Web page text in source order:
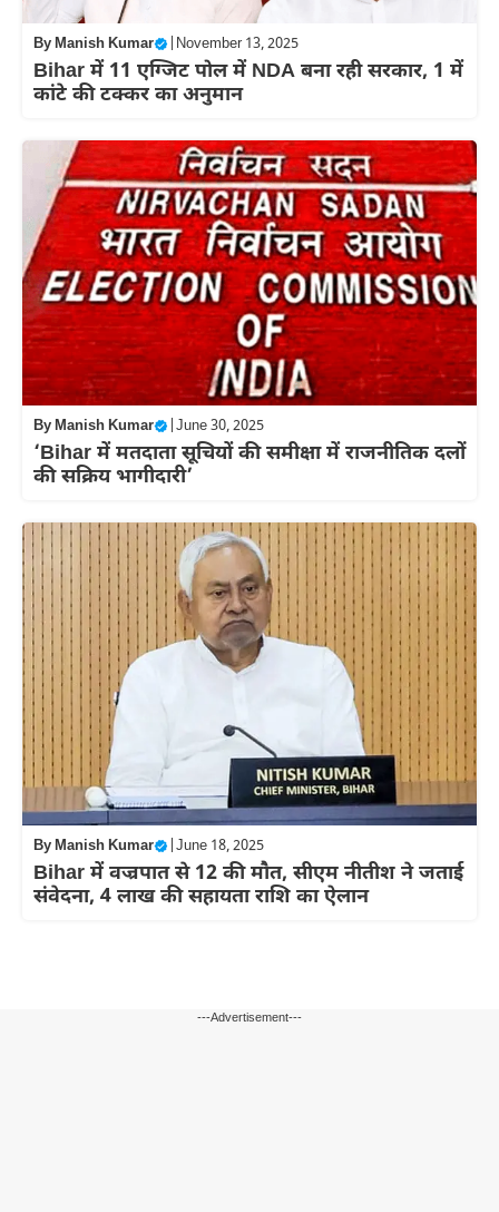
ByManish Kumar November 13, 2025
Bihar में 11 एग्जिट पोल में NDA बना रही सरकार, 1 में
कांटे की टक्कर का अनुमान
ByManish Kumar June 30, 2025
‘Bihar में मतदाता सूचियाें की समीक्षा में राजनीतिक दलों
की सक्रिय भागीदारी’
ByManish Kumar June 18, 2025
Bihar में वज्रपात से 12 की मौत, सीएम नीतीश ने जताई
संवेदना, 4 लाख की सहायता राशि का ऐलान
---Advertisement---